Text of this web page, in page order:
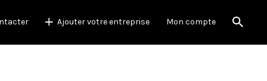
Ajouter votre entreprise Mon compte